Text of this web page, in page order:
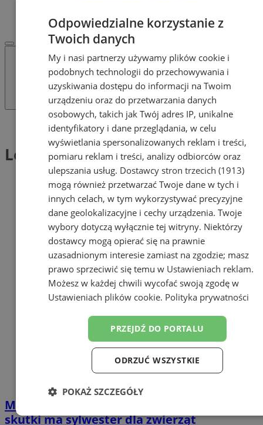
WSPÓŁPRACA
Tag: Leśne pogotowie
Leśne pogotowie (1)
Mocny apel Leśnego Pogotowia – takie
skutki ma sylwester dla zwierząt
Odpowiedzialne korzystanie z
Twoich danych
My i nasi partnerzy używamy plików cookie i
podobnych technologii do przechowywania i
uzyskiwania dostępu do informacji na Twoim
urządzeniu oraz do przetwarzania danych
osobowych, takich jak Twój adres IP, unikalne
identyfikatory i dane przeglądania, w celu
wyświetlania spersonalizowanych reklam i treści,
pomiaru reklam i treści, analizy odbiorców oraz
ulepszania usług. Dostawcy stron trzecich (1913)
mogą również przetwarzać Twoje dane w tych i
innych celach, w tym wykorzystywać precyzyjne
dane geolokalizacyjne i cechy urządzenia. Twoje
wybory dotyczą wyłącznie tej witryny. Niektórzy
dostawcy mogą opierać się na prawnie
uzasadnionym interesie zamiast na zgodzie; masz
prawo sprzeciwić się temu w Ustawieniach reklam.
Możesz w każdej chwili wycofać swoją zgodę w
Ustawieniach plików cookie. Polityka prywatności
PRZEJDŹ DO PORTALU
ODRZUĆ WSZYSTKIE
POKAŻ SZCZEGÓŁY
Niezbędne Wydajność Targetowanie